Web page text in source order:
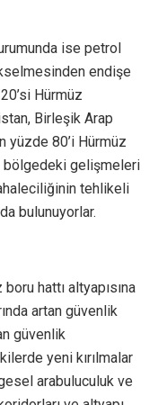
ise petrol
endişe
Hürmüz
Birleşik Arap
yüzde 80’i Hürmüz
bölgedeki gelişmeleri
tehlikeli
bulunuyorlar.
hattı altyapısına
artan güvenlik
güvenlik
yeni kırılmalar
arabuluculuk ve